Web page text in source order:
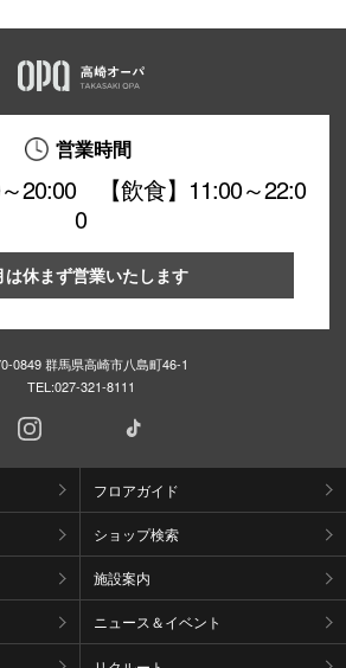
営業時間
～20:00 【飲食】11:00～22:0
0
は休まず営業いたします
0849 群馬県高崎市八島町46-1
TEL:027-321-8111
フロアガイド
ショップ検索
施設案内
ニュース＆イベント